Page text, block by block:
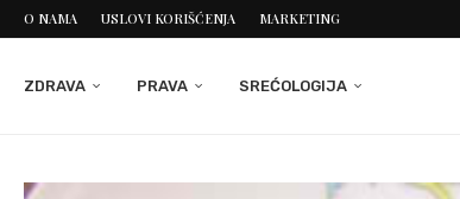
O NAMA USLOVI KORIŠĆENJA MARKETING
ZDRAVA PRAVA SREĆOLOGIJA